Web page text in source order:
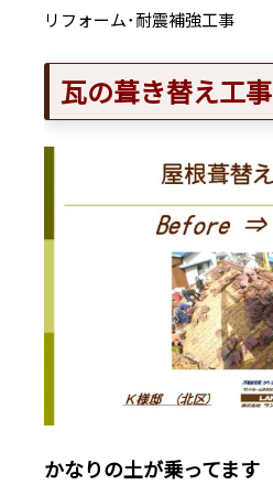
リフォーム･耐震補強工事
瓦の葺き替え工事
かなりの土が乗ってます